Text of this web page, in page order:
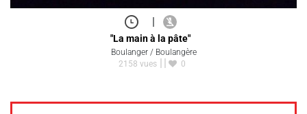
|
"La main à la pâte"
Boulanger / Boulangère
2158 vues
0